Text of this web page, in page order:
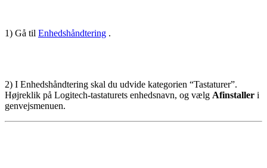
1) Gå til Enhedshåndtering .
2) I Enhedshåndtering skal du udvide kategorien “Tastaturer”.
Højreklik på Logitech-tastaturets enhedsnavn, og vælg Afinstaller i
genvejsmenuen.